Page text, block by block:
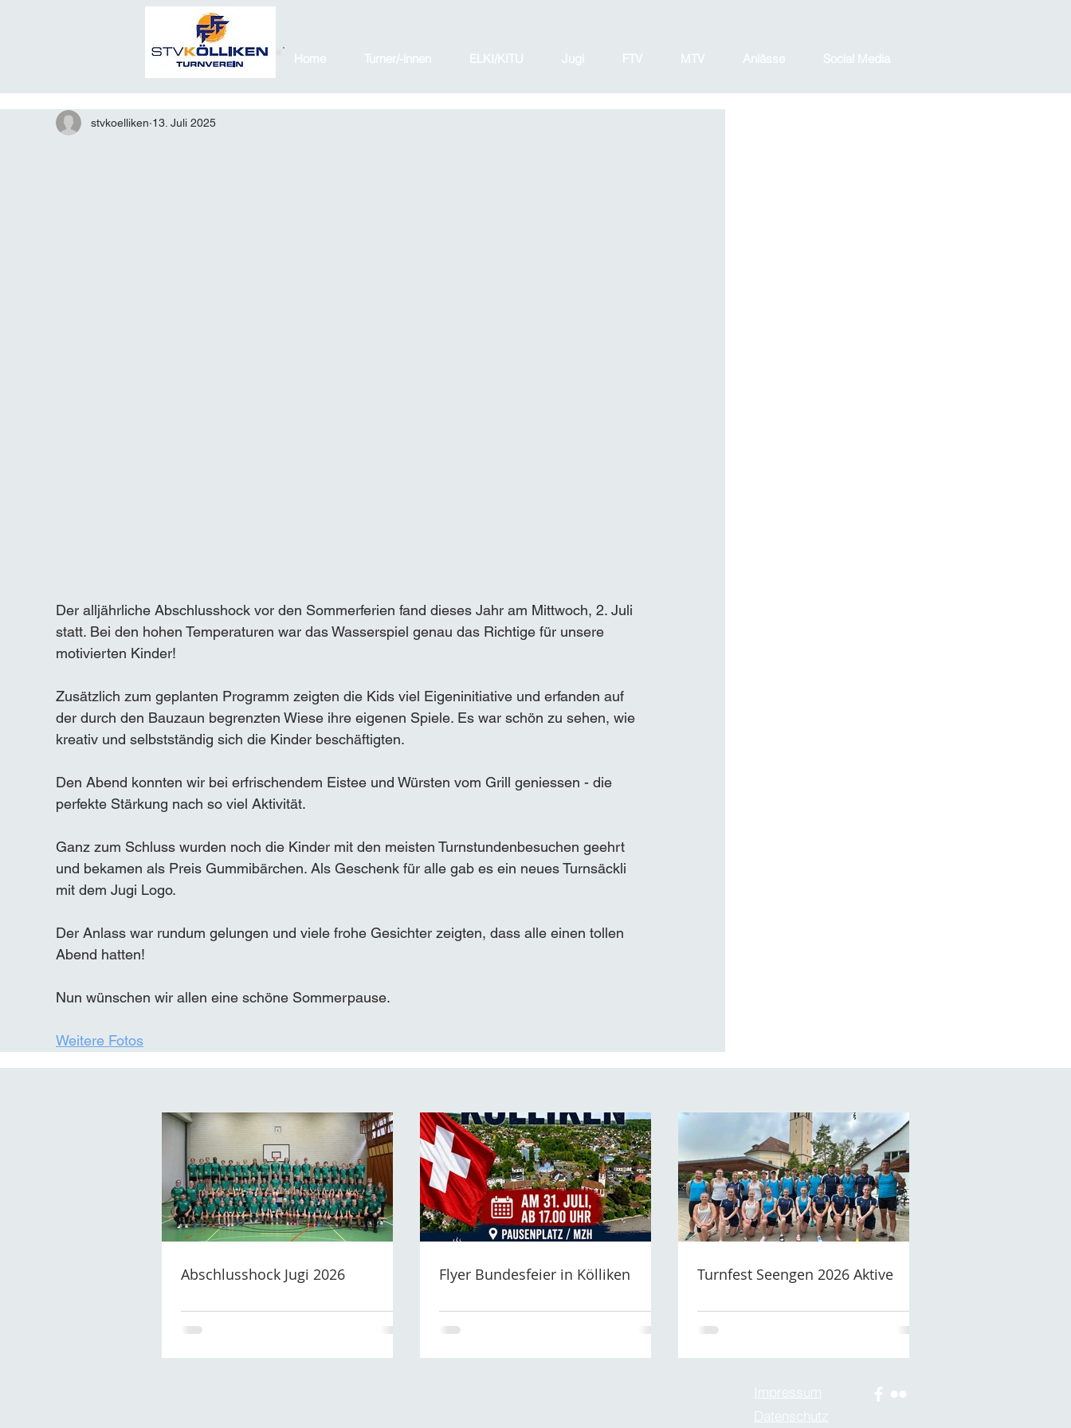
Home Turner/-innen ELKI/KITU Jugi FTV MTV Anlässe Social Media
stvkoelliken 13. Juli 2025
Der alljährliche Abschlusshock vor den Sommerferien fand dieses Jahr am Mittwoch, 2. Juli
statt. Bei den hohen Temperaturen war das Wasserspiel genau das Richtige für unsere
motivierten Kinder!
Zusätzlich zum geplanten Programm zeigten die Kids viel Eigeninitiative und erfanden auf
der durch den Bauzaun begrenzten Wiese ihre eigenen Spiele. Es war schön zu sehen, wie
kreativ und selbstständig sich die Kinder beschäftigten.
Den Abend konnten wir bei erfrischendem Eistee und Würsten vom Grill geniessen - die
perfekte Stärkung nach so viel Aktivität.
Ganz zum Schluss wurden noch die Kinder mit den meisten Turnstundenbesuchen geehrt
und bekamen als Preis Gummibärchen. Als Geschenk für alle gab es ein neues Turnsäckli
mit dem Jugi Logo.
Der Anlass war rundum gelungen und viele frohe Gesichter zeigten, dass alle einen tollen
Abend hatten!
Nun wünschen wir allen eine schöne Sommerpause.
Weitere Fotos
Abschlusshock Jugi 2026 Flyer Bundesfeier in Kölliken Turnfest Seengen 2026 Aktive
Impressum
Datenschutz